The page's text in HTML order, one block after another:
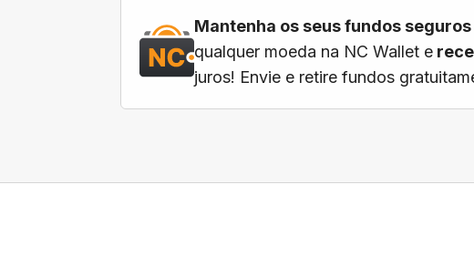
Mantenha os seus fundos
qualquer moeda na NC Wallet e
juros! Envie e retire fundos